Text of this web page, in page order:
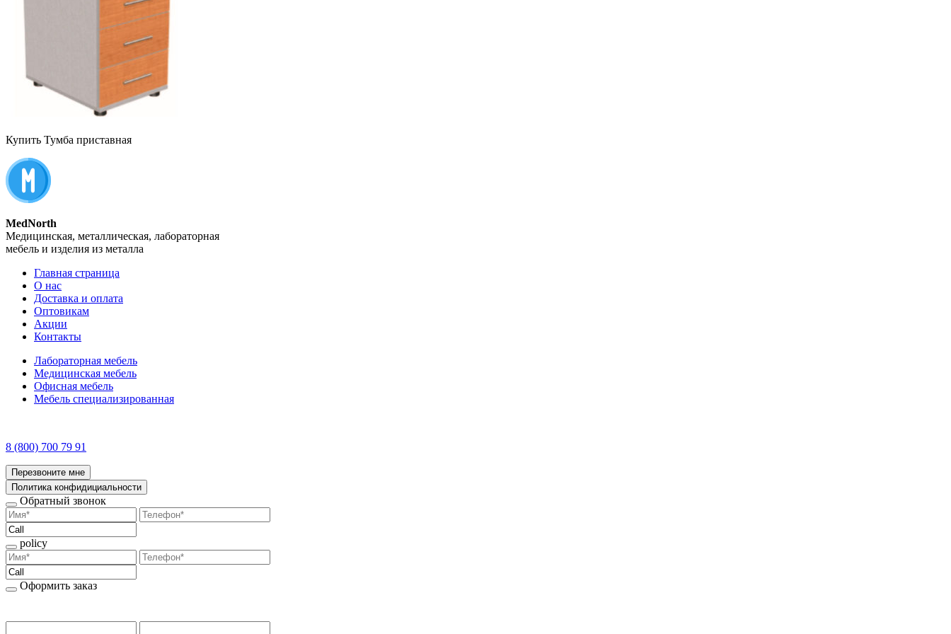
Купить Тумба приставная
MedNorth
Медицинская, металлическая, лабораторная
мебель и изделия из металла
Главная страница
О нас
Доставка и оплата
Оптовикам
Акции
Контакты
Лабораторная мебель
Медицинская мебель
Офисная мебель
Мебель специализированная
8 (800) 700 79 91
Перезвоните мне
Политика конфидициальности
Обратный звонок
policy
Оформить заказ